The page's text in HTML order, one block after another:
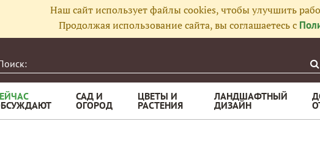
Наш сайт использует файлы cookies, чтобы улучшить
Продолжая использование сайта, вы соглашаетесь с
САД И
ОГОРОД
ЦВЕТЫ И
РАСТЕНИЯ
ЛАНДШАФТНЫЙ
ДИЗАЙН